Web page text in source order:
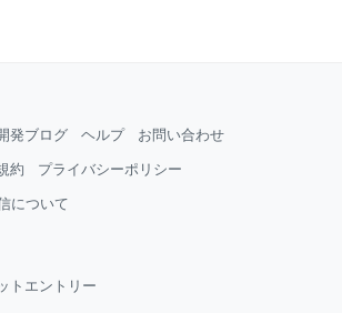
発ブログ ヘルプ お問い合わせ
約 プライバシーポリシー
について
トエントリー